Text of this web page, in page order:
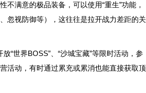
满意的极品装备，可以使用“重生”功能，
忽视防御等），这往往是拉开战力差距的关
“世界BOSS”、“沙城宝藏”等限时活动，参
活动，有时通过累充或累消也能直接获取顶